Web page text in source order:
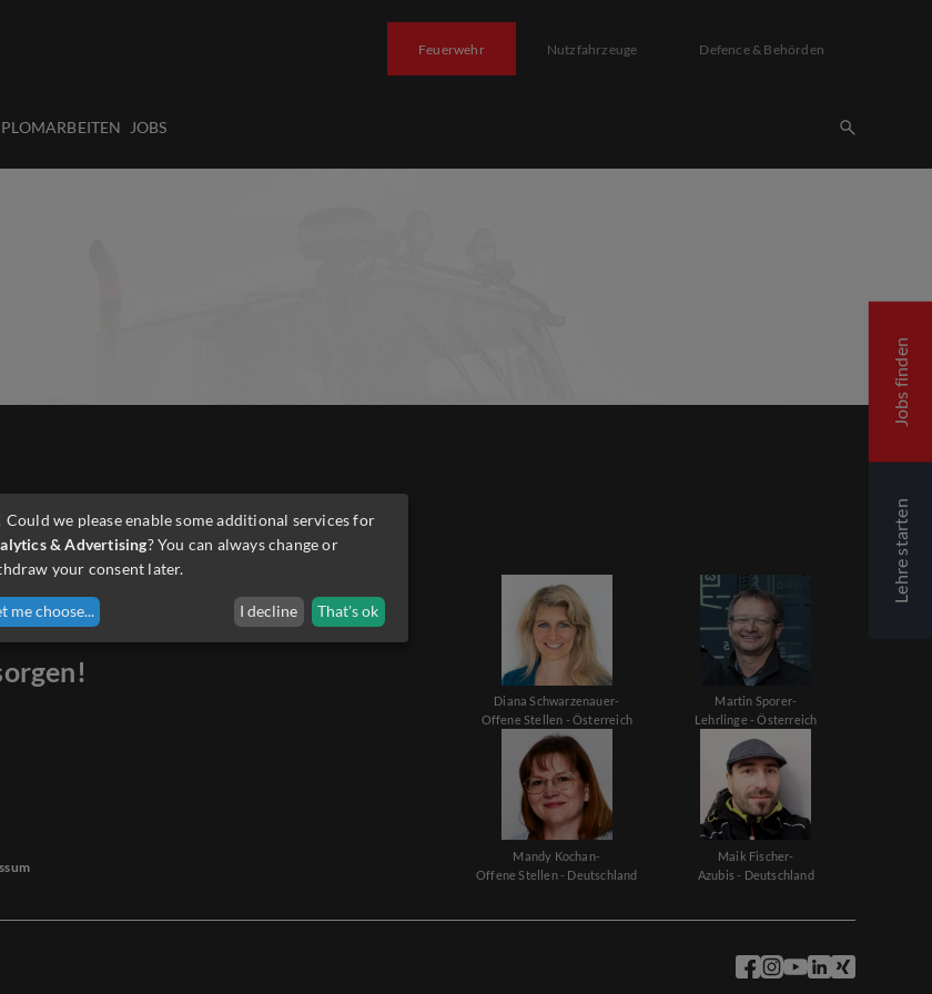
Feuerwehr Nutzfahrzeuge Defence & Behörden
JOBS
Diana Schwarzenauer-
Offene Stellen - Österreich
Martin Sporer-
Lehrlinge - Österreich
Mandy Kochan-
Offene Stellen - Deutschland
Maik Fischer-
Azubis - Deutschland
Jobs finden
Lehre starten
Could we please enable some additional services for
& Advertising? You can always change or
your consent later.
me choose... I decline That's ok